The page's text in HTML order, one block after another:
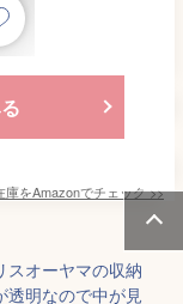
庫をAmazonでチェック>>
スオーヤマの収納
透明なので中が見